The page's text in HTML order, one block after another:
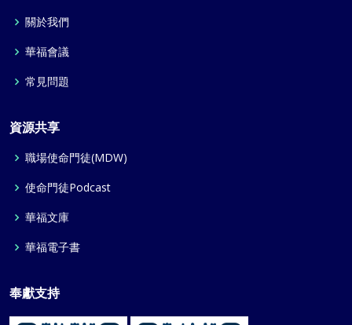
關於我們
華福會議
常見問題
資源共享
職場使命門徒(MDW)
使命門徒Podcast
華福文庫
華福電子書
奉獻支持